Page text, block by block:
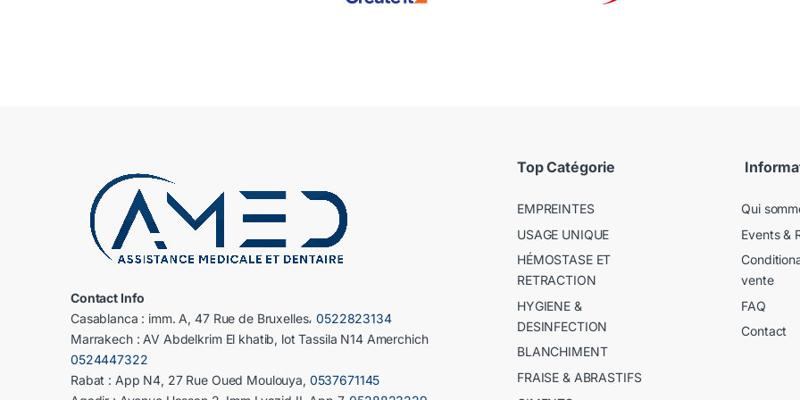
Contact Info
Casablanca : imm. A, 47 Rue de Bruxelles،0522823134
Marrakech : AV Abdelkrim El khatib, lot Tassila N14 Amerchich
0524447322
Rabat : App N4, 27 Rue Oued Moulouya, 0537671145
Top Catégorie
EMPREINTES
USAGE UNIQUE
HÉMOSTASE ET
RETRACTION
HYGIENE &
DESINFECTION
BLANCHIMENT
FRAISE & ABRASTIFS
Qui
Events &
vente
FAQ
Contact